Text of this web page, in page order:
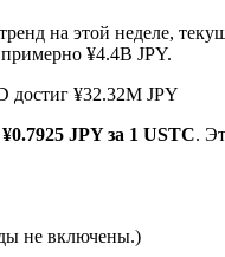
на этой неделе,
примерно ¥4.4B JPY.
достиг ¥32.32M JPY
JPY за 1 USTC.
не включены.)